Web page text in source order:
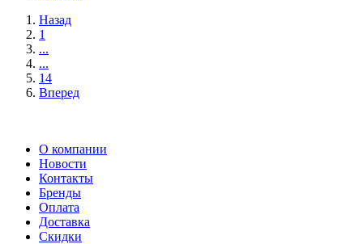
Назад
1
...
...
14
Вперед
О компании
Новости
Контакты
Бренды
Оплата
Доставка
Скидки